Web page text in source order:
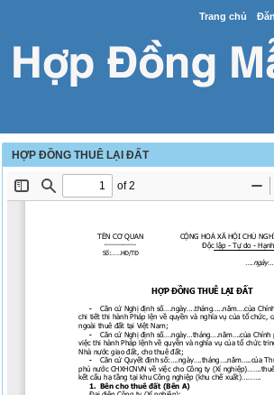
Trang chủ
HỢP ĐỒNG THUÊ LẠI ĐẤT